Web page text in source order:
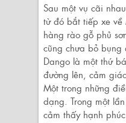
Sau một vụ cãi
từ đó bắt tiếp xe về
hàng rào gỗ phủ
cũng chưa bỏ bụng
Dango là một thứ
đường lên, cảm
Một trong những
dạng. Trong một
cảm thấy hạnh